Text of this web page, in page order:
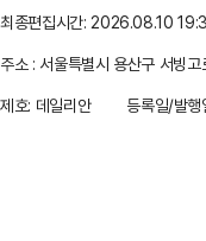
최종편집시간: 2026.08.10
주소 : 서울특별시 용산구 서빙
제호: 데일리안
등록일/발